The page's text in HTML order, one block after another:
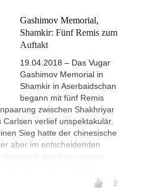
Gashimov Memorial,
Shamkir: Fünf Remis zum
Auftakt
19.04.2018 – Das Vugar
Gashimov Memorial in
Shamkir in Aserbaidschan
begann mit fünf Remis
zwischen Shakhriyar
verlief unspektakulär.
Sieg hatte der chinesische
aber im entscheidenden
2